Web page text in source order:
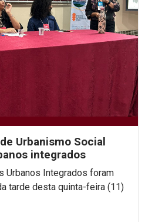
Urbanismo Social
integrados
Urbanos Integrados foram
tarde desta quinta-feira (11)